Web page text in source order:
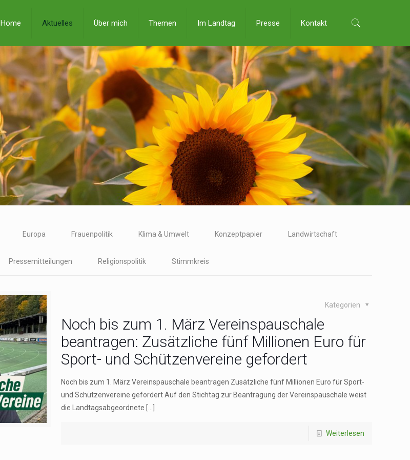
Home Aktuelles Über mich Themen Im Landtag Presse Kontakt
Europa Frauenpolitik Klima & Umwelt Konzeptpapier Landwirtschaft
Pressemitteilungen Religionspolitik Stimmkreis
Kategorien
Noch bis zum 1. März Vereinspauschale
beantragen: Zusätzliche fünf Millionen Euro für
Sport- und Schützenvereine gefordert
Noch bis zum 1. März Vereinspauschale beantragen Zusätzliche fünf Millionen Euro für Sport-
und Schützenvereine gefordert Auf den Stichtag zur Beantragung der Vereinspauschale weist
die Landtagsabgeordnete
Weiterlesen